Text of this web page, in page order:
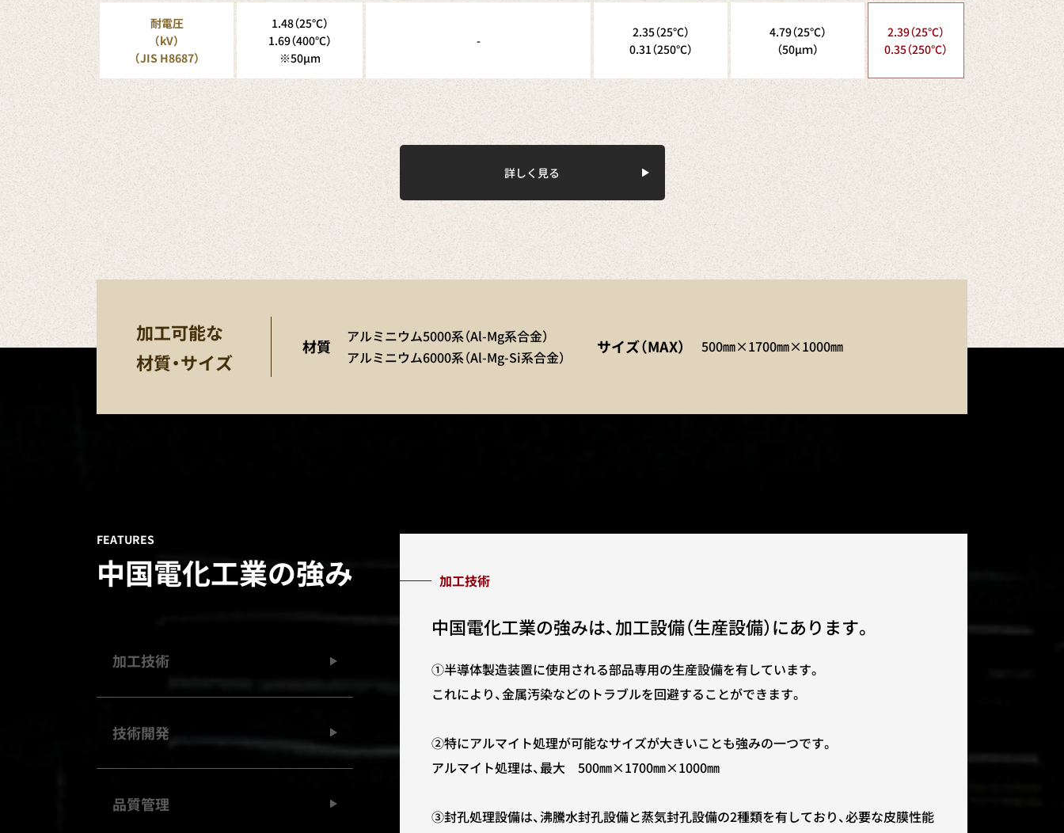
耐電圧
（kV）
（JIS H8687）
1.48（25℃）
1.69（400℃）
※50μm
-
2.35（25℃）
0.31（250℃）
4.79（25℃）
（50μｍ）
2.39（25℃）
0.35（250℃）
詳しく見る
加工可能な
材質・サイズ
材質
アルミニウム5000系（Al-Mg系合金）
アルミニウム6000系（Al-Mg-Si系合金）
サイズ（MAX） 500㎜×1700㎜×1000㎜
FEATURES
中国電化工業の強み
加工技術
技術開発
品質管理
加工技術
中国電化工業の強みは、加工設備（生産設備）にあります。
①半導体製造装置に使用される部品専用の生産設備を有しています。
これにより、金属汚染などのトラブルを回避することができます。
②特にアルマイト処理が可能なサイズが大きいことも強みの一つです。
アルマイト処理は、最大 500㎜×1700㎜×1000㎜
③封孔処理設備は、沸騰水封孔設備と蒸気封孔設備の2種類を有しており、必要な皮膜性能